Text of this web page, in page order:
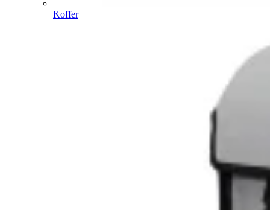
Koffer